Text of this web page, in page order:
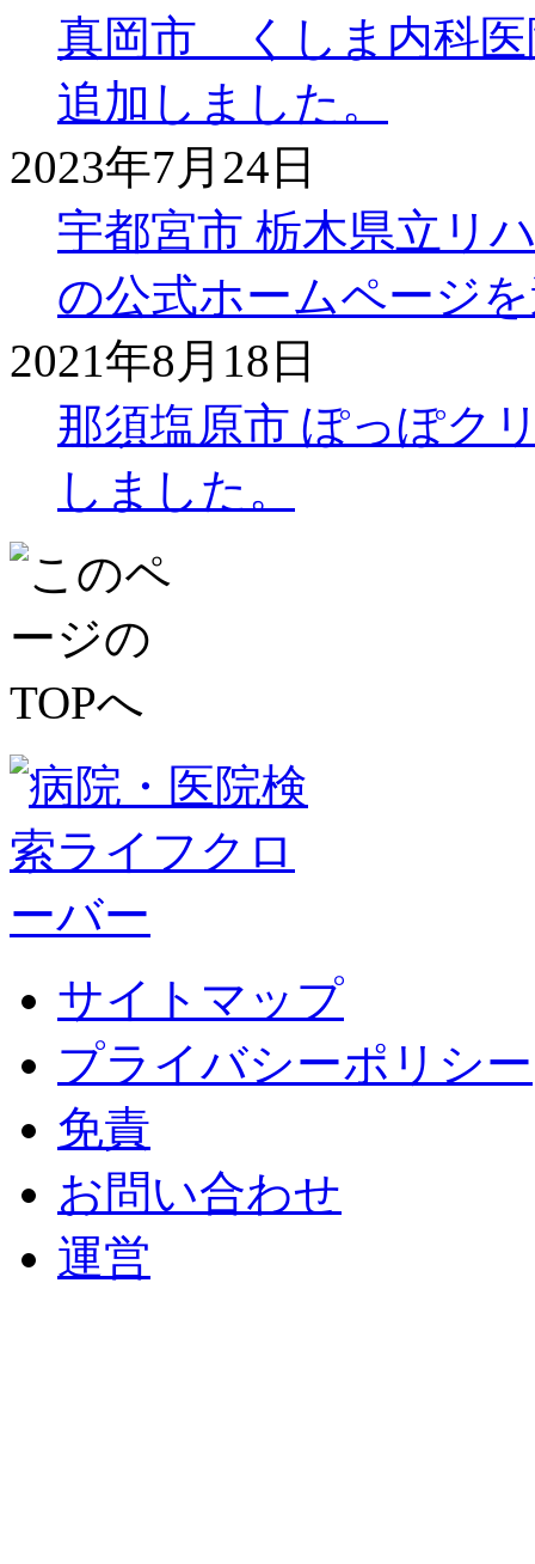
真岡市 くしま内科医
追加しました。
2023年7月24日
宇都宮市 栃木県立リ
の公式ホームページ
2021年8月18日
那須塩原市 ぽっぽク
しました。
サイトマップ
プライバシーポリシー
免責
お問い合わせ
運営